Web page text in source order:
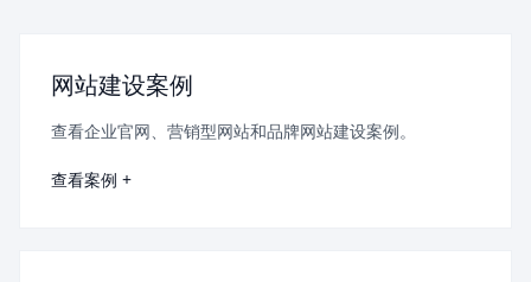
网站建设案例
查看企业官网、营销型网站和品牌网站建设案例。
查看案例 +